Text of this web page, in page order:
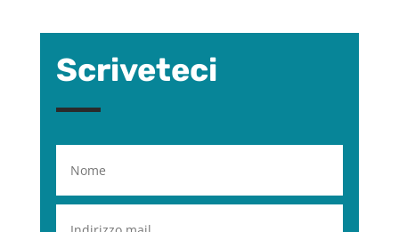
Scriveteci